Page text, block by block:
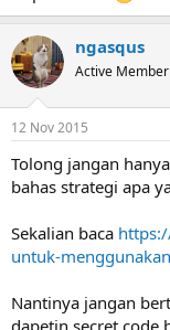
ngasqus
Active Member
12 Nov 2015
Tolong jangan
bahas strategi apa
Sekalian baca
untuk-
Nantinya jangan